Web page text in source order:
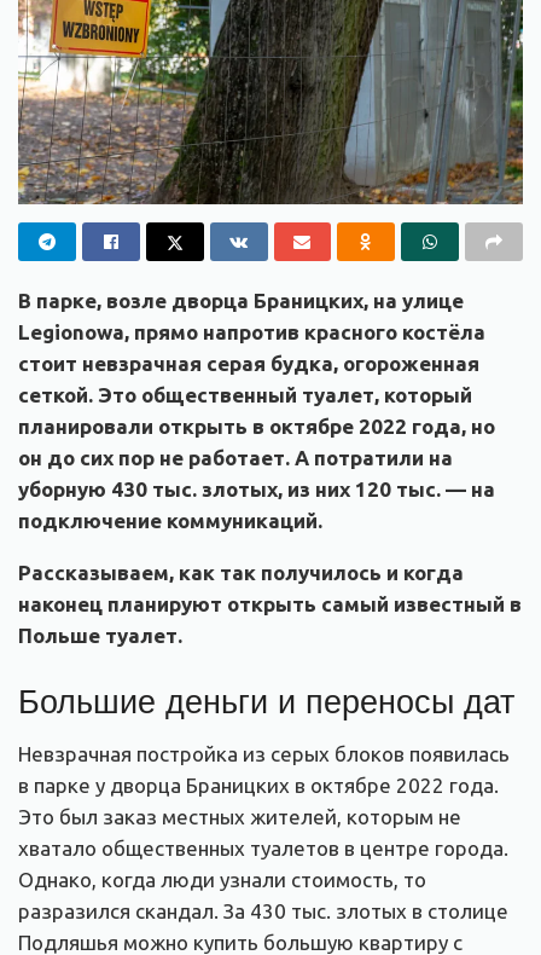
В парке, возле дворца Браницких, на улице
Legionowa, прямо напротив красного костёла
стоит невзрачная серая будка, огороженная
сеткой. Это общественный туалет, который
планировали открыть в октябре 2022 года, но
он до сих пор не работает. А потратили на
уборную 430 тыс. злотых, из них 120 тыс. — на
подключение коммуникаций.
Рассказываем, как так получилось и когда
наконец планируют открыть самый известный в
Польше туалет.
Большие деньги и переносы дат
Невзрачная постройка из серых блоков появилась
в парке у дворца Браницких в октябре 2022 года.
Это был заказ местных жителей, которым не
хватало общественных туалетов в центре города.
Однако, когда люди узнали стоимость, то
разразился скандал. За 430 тыс. злотых в столице
Подляшья можно купить большую квартиру с